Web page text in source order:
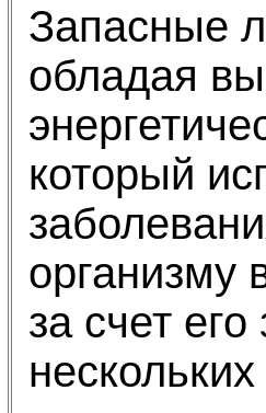
Запасные
обладая
который
организму
за счет